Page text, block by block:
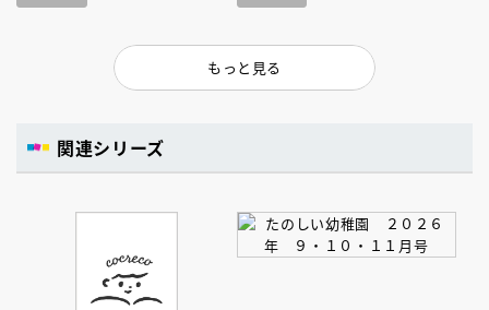
もっと見る
関連シリーズ